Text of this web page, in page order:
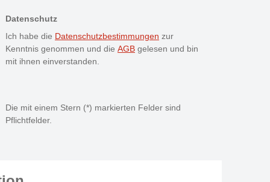
Datenschutz
Ich habe die Datenschutzbestimmungen zur
Kenntnis genommen und die AGB gelesen und bin
mit ihnen einverstanden.
Die mit einem Stern (*) markierten Felder sind
Pflichtfelder.